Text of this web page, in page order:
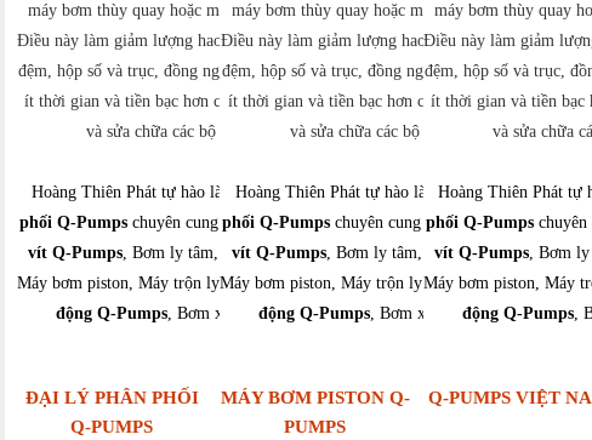
máy bơm thùy quay hoặc mô hình ly tâm.
Điều này làm giảm lượng hao mòn trên vòng
đệm, hộp số và trục, đồng nghĩa với việc tốn
ít thời gian và tiền bạc hơn cho việc bảo trì
và sửa chữa các bộ phận.
Hoàng Thiên Phát tự hào là
Đại lý phân
phối Q-Pumpschuyên cung cấp: Bơm trục
vít Q-Pumps, Bơm ly tâm, Bơm thể tích,
Máy bơm piston, Máy trộn ly tâm,Bơm nhu
động Q-Pumps, Bơm xoắn ốc,…
ĐẠI LÝ PHÂN PHỐI
Q-PUMPS
máy bơm thùy quay hoặc mô hình ly tâm.
Điều này làm giảm lượng hao mòn trên vòng
đệm, hộp số và trục, đồng nghĩa với việc tốn
ít thời gian và tiền bạc hơn cho việc bảo trì
và sửa chữa các bộ phận.
Hoàng Thiên Phát tự hào là
Đại lý phân
phối Q-Pumps chuyên cung cấp: Bơm trục
vít Q-Pumps, Bơm ly tâm, Bơm thể tích,
Máy bơm piston, Máy trộn ly tâm,Bơm nhu
động Q-Pumps, Bơm xoắn ốc,…
MÁY BƠM PISTON Q-
PUMPS
máy bơm thùy quay
Điều này làm giảm
đệm, hộp số và trục,
ít thời gian và tiền bạc
và sửa chữa
Hoàng Thiên Phát tự
phối Q-Pumpschuyên
vít Q-Pumps, Bơm ly
Máy bơm piston, Máy
động Q-Pumps,
Q-PUMPS VIỆT